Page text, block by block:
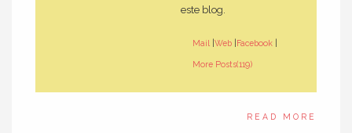
este blog.
Mail Web Facebook
More Posts(119)
READ MORE